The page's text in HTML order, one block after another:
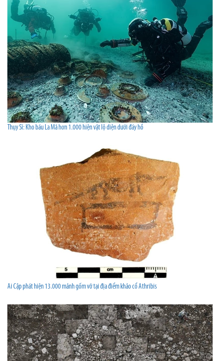
Thụy Sĩ: Kho báu La Mã hơn 1.000 hiện vật lộ diện dưới đáy hồ
Ai Cập phát hiện 13.000 mảnh gốm vỡ tại địa điểm khảo cổ Athribis